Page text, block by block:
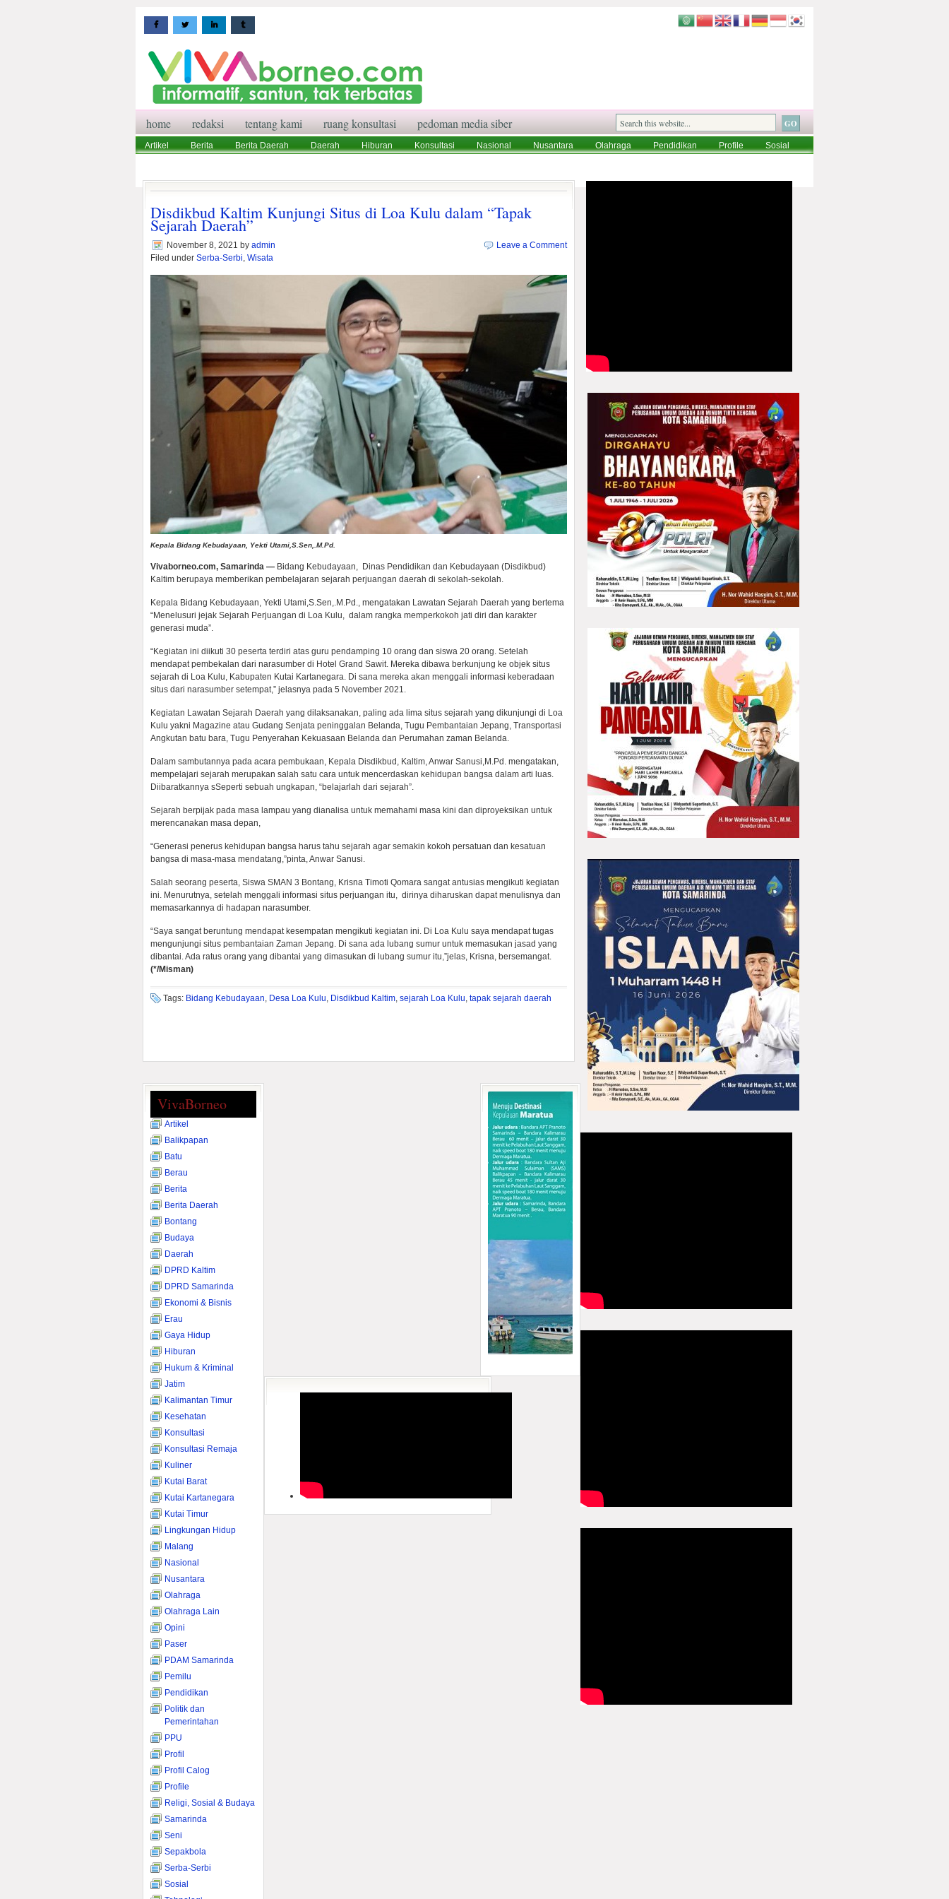
home redaksi tentang kami ruang konsultasi pedoman media siber
Artikel Berita Berita Daerah Daerah Hiburan Konsultasi Nasional Nusantara Olahraga Pendidikan Profile
Sosial
Disdikbud Kaltim Kunjungi Situs di Loa Kulu dalam “Tapak
Sejarah Daerah”
November 8, 2021 by admin
Filed under Serba-Serbi, Wisata
Leave a Comment
Kepala Bidang Kebudayaan, Yekti Utami,S.Sen,.M.Pd.
Vivaborneo.com, Samarinda — Bidang Kebudayaan, Dinas Pendidikan dan Kebudayaan (Disdikbud)
Kaltim berupaya memberikan pembelajaran sejarah perjuangan daerah di sekolah-sekolah.
Kepala Bidang Kebudayaan, Yekti Utami,S.Sen,.M.Pd., mengatakan Lawatan Sejarah Daerah yang bertema
“Menelusuri jejak Sejarah Perjuangan di Loa Kulu, dalam rangka memperkokoh jati diri dan karakter
generasi muda”.
“Kegiatan ini diikuti 30 peserta terdiri atas guru pendamping 10 orang dan siswa 20 orang. Setelah
mendapat pembekalan dari narasumber di Hotel Grand Sawit. Mereka dibawa berkunjung ke objek situs
sejarah di Loa Kulu, Kabupaten Kutai Kartanegara. Di sana mereka akan menggali informasi keberadaan
situs dari narasumber setempat,” jelasnya pada 5 November 2021.
Kegiatan Lawatan Sejarah Daerah yang dilaksanakan, paling ada lima situs sejarah yang dikunjungi di Loa
Kulu yakni Magazine atau Gudang Senjata peninggalan Belanda, Tugu Pembantaian Jepang, Transportasi
Angkutan batu bara, Tugu Penyerahan Kekuasaan Belanda dan Perumahan zaman Belanda.
Dalam sambutannya pada acara pembukaan, Kepala Disdikbud, Kaltim, Anwar Sanusi,M.Pd. mengatakan,
mempelajari sejarah merupakan salah satu cara untuk mencerdaskan kehidupan bangsa dalam arti luas.
Diibaratkannya sSeperti sebuah ungkapan, “belajarlah dari sejarah”.
Sejarah berpijak pada masa lampau yang dianalisa untuk memahami masa kini dan diproyeksikan untuk
merencanakan masa depan,
“Generasi penerus kehidupan bangsa harus tahu sejarah agar semakin kokoh persatuan dan kesatuan
bangsa di masa-masa mendatang,”pinta, Anwar Sanusi.
Salah seorang peserta, Siswa SMAN 3 Bontang, Krisna Timoti Qomara sangat antusias mengikuti kegiatan
ini. Menurutnya, setelah menggali informasi situs perjuangan itu, dirinya diharuskan dapat menulisnya dan
memasarkannya di hadapan narasumber.
“Saya sangat beruntung mendapat kesempatan mengikuti kegiatan ini. Di Loa Kulu saya mendapat tugas
mengunjungi situs pembantaian Zaman Jepang. Di sana ada lubang sumur untuk memasukan jasad yang
dibantai. Ada ratus orang yang dibantai yang dimasukan di lubang sumur itu,”jelas, Krisna, bersemangat.
(*/Misman)
Tags: Bidang Kebudayaan, Desa Loa Kulu, Disdikbud Kaltim, sejarah Loa Kulu, tapak sejarah daerah
VivaBorneo
Artikel
Balikpapan
Batu
Berau
Berita
Berita Daerah
Bontang
Budaya
Daerah
DPRD Kaltim
DPRD Samarinda
Ekonomi & Bisnis
Erau
Gaya Hidup
Hiburan
Hukum & Kriminal
Jatim
Kalimantan Timur
Kesehatan
Konsultasi
Konsultasi Remaja
Kuliner
Kutai Barat
Kutai Kartanegara
Kutai Timur
Lingkungan Hidup
Malang
Nasional
Nusantara
Olahraga
Olahraga Lain
Opini
Paser
PDAM Samarinda
Pemilu
Pendidikan
Politik dan
Pemerintahan
PPU
Profil
Profil Calog
Profile
Religi, Sosial & Budaya
Samarinda
Seni
Sepakbola
Serba-Serbi
Sosial